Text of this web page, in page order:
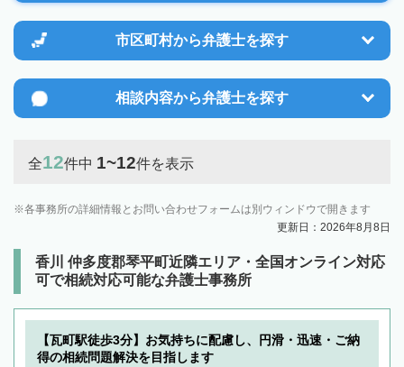
市区町村から弁護士を探す
相談内容から弁護士を探す
全12件中 1~12件を表示
各事務所の詳細情報とお問い合わせフォームは別ウィンドウで開きます
更新日：2026年8月8日
香川 仲多度郡琴平町近隣エリア・全国オンライン対応
可で相続対応可能な弁護士事務所
【瓦町駅徒歩3分】お気持ちに配慮し、円滑・迅速・ご納
得の相続問題解決を目指します